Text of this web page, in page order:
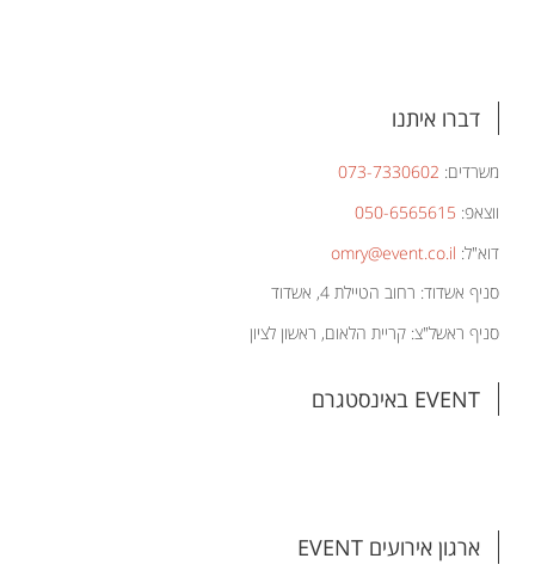
דברו איתנו
משרדים: 073-7330602
ווצאפ: 050-6565615
דוא"ל: omry@event.co.il
סניף אשדוד: רחוב הטיילת 4, אשדוד
סניף ראשל"צ: קריית הלאום, ראשון לציון
EVENT באינסטגרם
ארגון אירועים EVENT